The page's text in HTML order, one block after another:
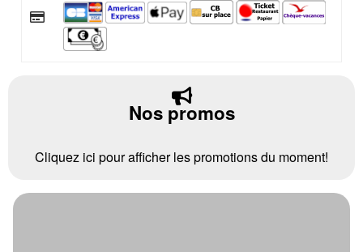
Nos promos
Cliquez ici pour afficher les promotions du moment!